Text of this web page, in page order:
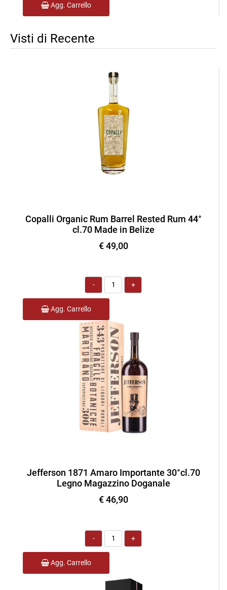
Agg. Carrello
Visti di Recente
Copalli Organic Rum Barrel Rested Rum 44°
cl.70 Made in Belize
€ 49,00
Quantità
Agg. Carrello
Jefferson 1871 Amaro Importante 30°cl.70
Legno Magazzino Doganale
€ 46,90
Quantità
Agg. Carrello